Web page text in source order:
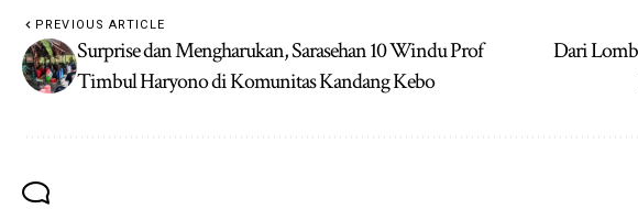
PREVIOUS ARTICLE
Surprise dan Mengharukan, Sarasehan 10 Windu Prof
Timbul Haryono di Komunitas Kandang Kebo
Dari